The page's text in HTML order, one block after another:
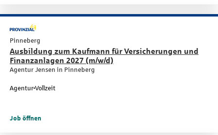
Pinneberg
Ausbildung zum Kaufmann für Versicherungen und
Finanzanlagen 2027 (m/w/d)
Agentur Jensen in Pinneberg
Agentur Vollzeit
Job öffnen